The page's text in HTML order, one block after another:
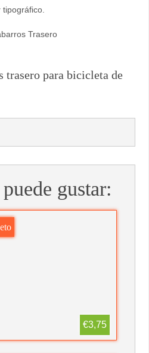
Trasero
trasero para bicicleta de
gustar:
€3,75